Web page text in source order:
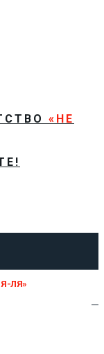
«НЕ
ЛЯ»